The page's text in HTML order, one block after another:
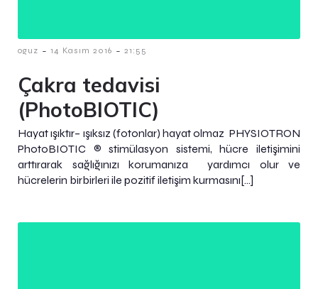
oguz - 14 Kasım 2016 - 21:55
Çakra tedavisi
(PhotoBIOTIC)
Hayat ışıktır– ışıksız (fotonlar) hayat olmaz PHYSIOTRON
PhotoBIOTIC ® stimülasyon sistemi, hücre iletişimini
arttırarak sağlığınızı korumanıza yardımcı olur ve
hücrelerin birbirleri ile pozitif iletişim kurmasını[…]